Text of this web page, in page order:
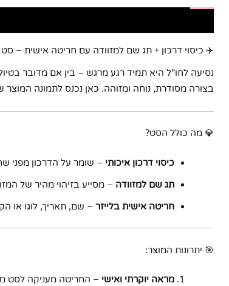
✈️ כיסוי דרכון + תג שם למזוודה עם חריטה אישית – סט
נסיעה לחו"ל היא תמיד רגע מרגש – בין אם מדובר
בצורה מסודרת, נוחה ומזוהה. כאן נכנס לתמונה המוצר
💎 מה כולל הסט?
כיסוי דרכון איכותי – שומר על הדרכון מפני
תג שם למזוודה – מסייע בזיהוי מהיר של
חריטה אישית בלייזר – שם, תאריך, לוגו או
🎯 יתרונות המוצר:
מראה יוקרתי ואישי – החריטה מעניקה לסט